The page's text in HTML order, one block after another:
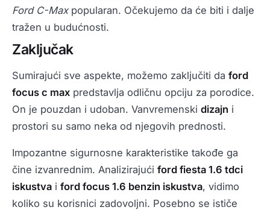
Ford C-Maxpopularan. Očekujemo da će biti i dalje
tražen u budućnosti.
Zaključak
Sumirajući sve aspekte, možemo zaključiti da ford
focus c max predstavlja odličnu opciju za porodice.
On je pouzdan i udoban. Vanvremenski dizajn i
prostori su samo neka od njegovih prednosti.
Impozantne sigurnosne karakteristike takođe ga
čine izvanrednim. Analizirajući ford fiesta 1.6 tdci
iskustva i ford focus 1.6 benzin iskustva, vidimo
koliko su korisnici zadovoljni. Posebno se ističe